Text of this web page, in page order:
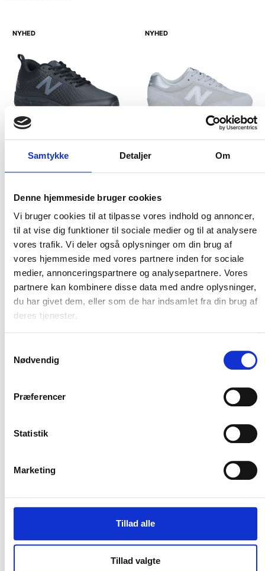
Samtykke Detaljer Om
Denne hjemmeside bruger cookies
Vi bruger cookies til at tilpasse vores indhold og annoncer,
til at vise dig funktioner til sociale medier og til at analysere
vores trafik. Vi deler også oplysninger om din brug af
vores hjemmeside med vores partnere inden for sociale
medier, annonceringspartnere og analysepartnere. Vores
partnere kan kombinere disse data med andre oplysninger,
du har givet dem, eller som de har indsamlet fra din brug af
deres tjenester.
Nødvendig
Præferencer
Statistik
Marketing
Tillad alle
Tillad valgte
NYHED
New balance 906 SR
DKK 1.200,00
DKK 960,00 u. moms
Vælg muligheder
NYHED
Flere varianter
DKK 1.200,00
DKK 960,00u. moms
Vælg muligheder
New Balance
DKK 1.800,00
Flere varianter